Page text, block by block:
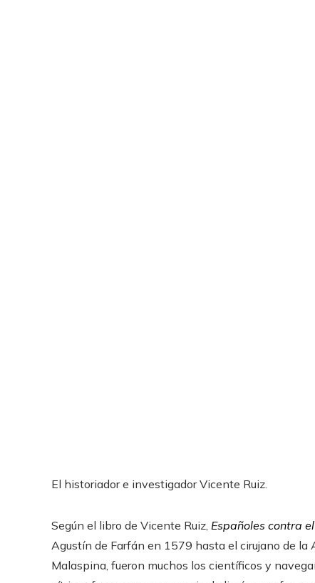
El historiador e investigador Vicente Ruiz.
Según el libro de Vicente Ruiz, Españoles contra
Agustín de Farfán en 1579 hasta el cirujano de la
Malaspina, fueron muchos los científicos y